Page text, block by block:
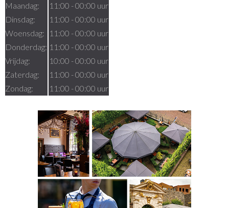
Maandag:
Dinsdag:
Woensdag:
Donderdag:
Vrijdag:
Zaterdag:
Zondag:
11:00 - 00:00 uur
11:00 - 00:00 uur
11:00 - 00:00 uur
11:00 - 00:00 uur
10:00 - 00:00 uur
11:00 - 00:00 uur
11:00 - 00:00 uur